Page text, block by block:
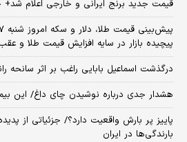
قیمت جدید برنج ایرانی و خارجی اعلام شد+
پیچیده بازار در سایه افزایش قیمت طلا و
درگذشت اسماعیل بابایی راغب بر اثر سانحه
هشدار جدی درباره نوشیدن چای داغ/ این
پاییز پر بارش واقعیت دارد؟/ جزئیاتی از
بارندگی‌ها در ایران